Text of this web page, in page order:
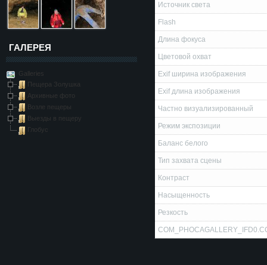
ГАЛЕРЕЯ
Galleries
Пещера Золушка
Архивные фото
Возле пещеры
Выезды в пещеру
Глобус
Источник света
Flash
Длина фокуса
Цветовой охват
Exif ширина изображения
Exif длина изображения
Частно визуализированный
Режим экспозиции
Баланс белого
Тип захвата сцены
Контраст
Насыщенность
Резкость